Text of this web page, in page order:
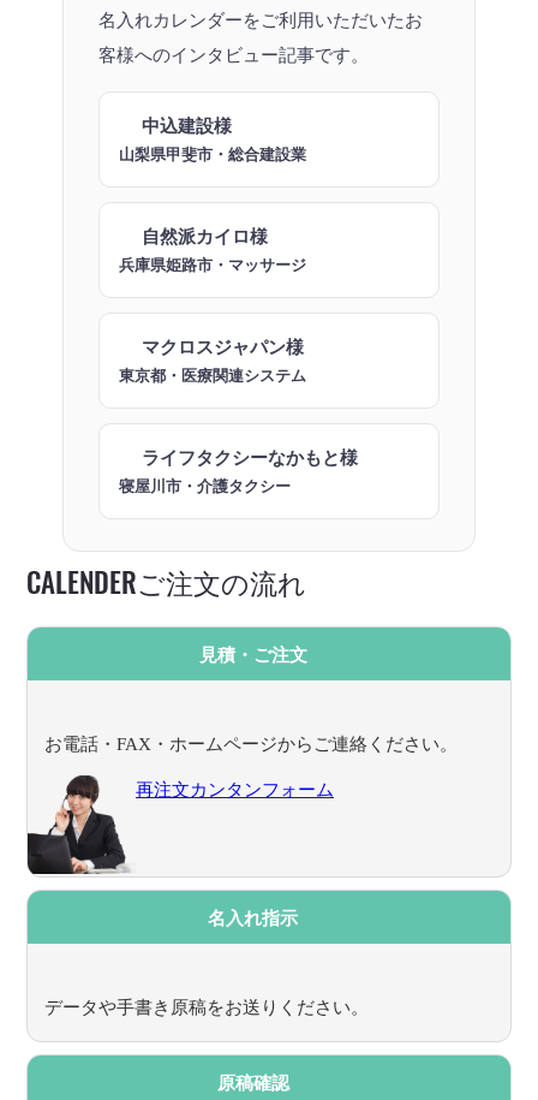
名入れカレンダーをご利用いただいたお
客様へのインタビュー記事です。
中込建設様
山梨県甲斐市・総合建設業
自然派カイロ様
兵庫県姫路市・マッサージ
マクロスジャパン様
東京都・医療関連システム
ライフタクシーなかもと様
寝屋川市・介護タクシー
CALENDERご注文の流れ
見積・ご注文
お電話・FAX・ホームページからご連絡ください。
再注文カンタンフォーム
名入れ指示
データや手書き原稿をお送りください。
原稿確認